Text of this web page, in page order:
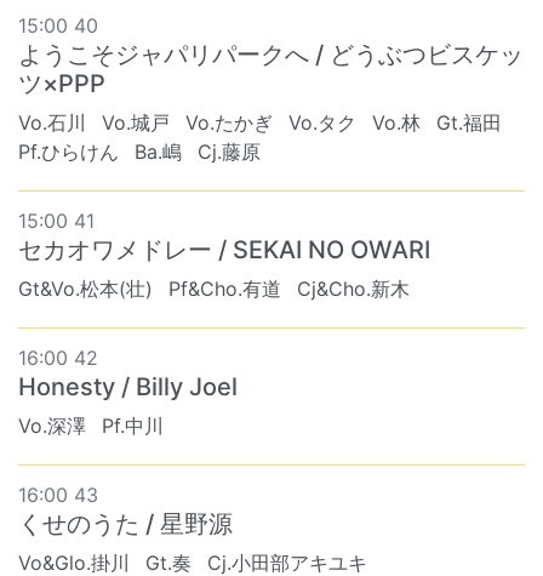
15:00 40
ようこそジャパリパークへ / どうぶつビスケッ
ツ×PPP
Vo.石川 Vo.城戸 Vo.たかぎ Vo.タク Vo.林
Gt.福田
Pf.ひらけん
Ba.嶋 Cj.藤原
15:00 41
セカオワメドレー / SEKAI NO OWARI
Gt&Vo.松本(壮) Pf&Cho.有道 Cj&Cho.新木
16:00 42
Honesty / Billy Joel
Vo.深澤 Pf.中川
16:00 43
くせのうた / 星野源
Vo&Glo.掛川 Gt.奏 Cj.小田部アキユキ